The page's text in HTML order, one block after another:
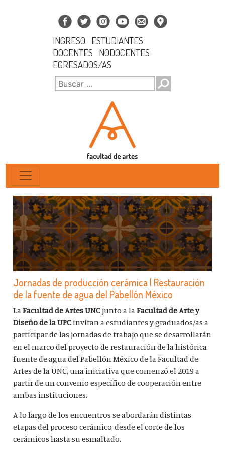
INGRESO
ESTUDIANTES
DOCENTES
NODOCENTES
EGRESADOS/AS
Jornadas de producción cerámica | Restauración
de la fuente de agua del Pabellón México
LaFacultad de Artes UNCjunto a laFacultad de Arte y
Diseño de la UPCinvitan a estudiantes y graduados/as a
participar de las jornadas de trabajo que se desarrollarán
en el marco del proyecto de restauración de la histórica
fuente de agua del Pabellón México de la Facultad de
Artes de la UNC, una iniciativa que comenzó el 2019 a
partir de un convenio específico de cooperación entre
ambas instituciones.
A lo largo de los encuentros se abordarán distintas
etapas del proceso cerámico, desde el corte de los
cerámicos hasta su esmaltado.